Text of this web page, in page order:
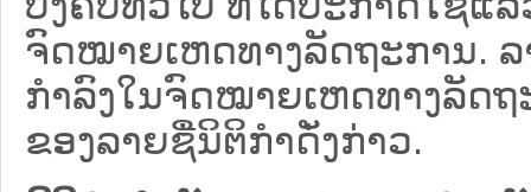
ຈົດໝາຍເຫດທາງລັດຖະການ.
ກຳລົງໃນຈົດໝາຍເຫດທາງລັດ
ຂອງລາຍຊື່ນິຕິກໍາດັ່ງກ່າວ.